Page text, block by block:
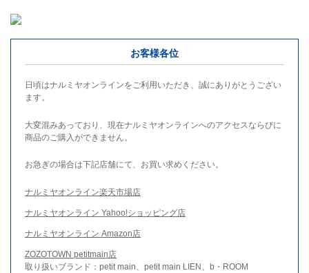
お客様各位
日頃はナルミヤオンラインをご利用いただき、誠にありがとうござい
ます。
大変混みあっており、現在ナルミヤオンラインへのアクセスならびに
商品のご購入ができません。
お急ぎの場合は下記店舗にて、お買い求めください。
ナルミヤオンライン楽天市場店
ナルミヤオンライン Yahoo!ショッピング店
ナルミヤオンライン Amazon店
ZOZOTOWN petitmain店
取り扱いブランド：petit main、petit main LIEN、b・ROOM